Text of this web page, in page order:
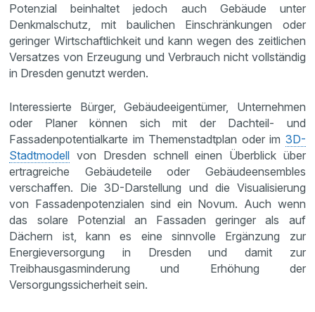
Potenzial beinhaltet jedoch auch Gebäude unter
Denkmalschutz, mit baulichen Einschränkungen oder
geringer Wirtschaftlichkeit und kann wegen des zeitlichen
Versatzes von Erzeugung und Verbrauch nicht vollständig
in Dresden genutzt werden.
Interessierte Bürger, Gebäudeeigentümer, Unternehmen
oder Planer können sich mit der Dachteil- und
Fassadenpotentialkarte im Themenstadtplan oder im 3D-
Stadtmodell von Dresden schnell einen Überblick über
ertragreiche Gebäudeteile oder Gebäudeensembles
verschaffen. Die 3D-Darstellung und die Visualisierung
von Fassadenpotenzialen sind ein Novum. Auch wenn
das solare Potenzial an Fassaden geringer als auf
Dächern ist, kann es eine sinnvolle Ergänzung zur
Energieversorgung in Dresden und damit zur
Treibhausgasminderung und Erhöhung der
Versorgungssicherheit sein.